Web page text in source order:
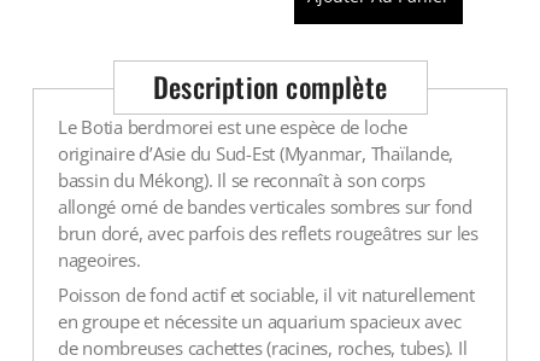
Description complète
Le Botia berdmorei est une espèce de loche
originaire d’Asie du Sud-Est (Myanmar, Thaïlande,
bassin du Mékong). Il se reconnaît à son corps
allongé orné de bandes verticales sombres sur fond
brun doré, avec parfois des reflets rougeâtres sur les
nageoires.
Poisson de fond actif et sociable, il vit naturellement
en groupe et nécessite un aquarium spacieux avec
de nombreuses cachettes (racines, roches, tubes). Il